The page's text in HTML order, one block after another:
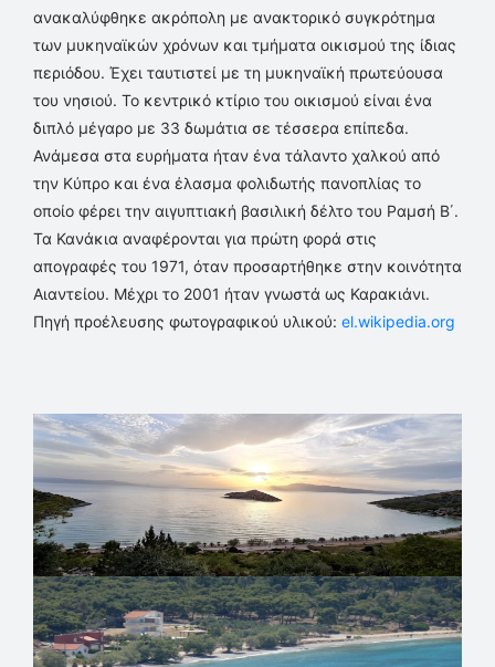
ανακαλύφθηκε ακρόπολη με ανακτορικό συγκρότημα
των μυκηναϊκών χρόνων και τμήματα οικισμού της ίδιας
περιόδου. Έχει ταυτιστεί με τη μυκηναϊκή πρωτεύουσα
του νησιού. Το κεντρικό κτίριο του οικισμού είναι ένα
διπλό μέγαρο με 33 δωμάτια σε τέσσερα επίπεδα.
Ανάμεσα στα ευρήματα ήταν ένα τάλαντο χαλκού από
την Κύπρο και ένα έλασμα φολιδωτής πανοπλίας το
οποίο φέρει την αιγυπτιακή βασιλική δέλτο του Ραμσή Β΄.
Τα Κανάκια αναφέρονται για πρώτη φορά στις
απογραφές του 1971, όταν προσαρτήθηκε στην κοινότητα
Αιαντείου. Μέχρι το 2001 ήταν γνωστά ως Καρακιάνι.
Πηγή προέλευσης φωτογραφικού υλικού: el.wikipedia.org